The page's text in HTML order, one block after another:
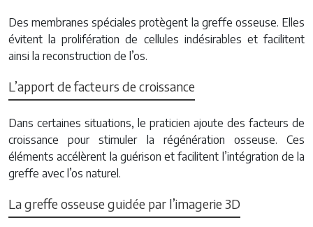
Des membranes spéciales protègent la greffe osseuse. Elles
évitent la prolifération de cellules indésirables et facilitent
ainsi la reconstruction de l’os.
L’apport de facteurs de croissance
Dans certaines situations, le praticien ajoute des facteurs de
croissance pour stimuler la régénération osseuse. Ces
éléments accélèrent la guérison et facilitent l’intégration de la
greffe avec l’os naturel.
La greffe osseuse guidée par l’imagerie 3D